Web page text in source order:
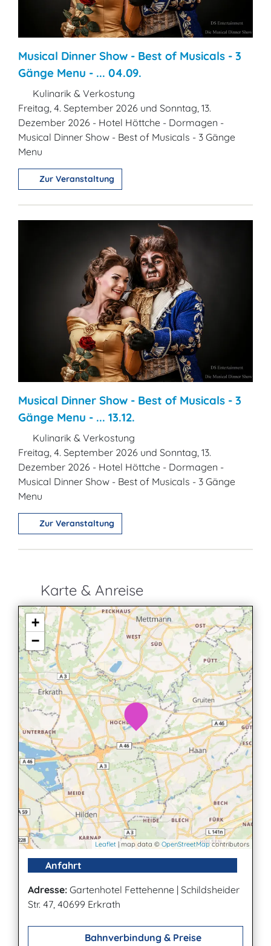
Musical Dinner Show - Best of Musicals - 3
Gänge Menu - ... 04.09.
Kulinarik & Verkostung
Freitag, 4. September 2026 und Sonntag, 13.
Dezember 2026 - Hotel Höttche - Dormagen -
Musical Dinner Show - Best of Musicals - 3 Gänge
Menu
Zur Veranstaltung
Musical Dinner Show - Best of Musicals - 3
Gänge Menu - ... 13.12.
Kulinarik & Verkostung
Freitag, 4. September 2026 und Sonntag, 13.
Dezember 2026 - Hotel Höttche - Dormagen -
Musical Dinner Show - Best of Musicals - 3 Gänge
Menu
Zur Veranstaltung
Karte & Anreise
+
−
Leaflet | map data © OpenStreetMapcontributors
Anfahrt
Adresse: Gartenhotel Fettehenne | Schildsheider
Str. 47, 40699 Erkrath
Bahnverbindung & Preise